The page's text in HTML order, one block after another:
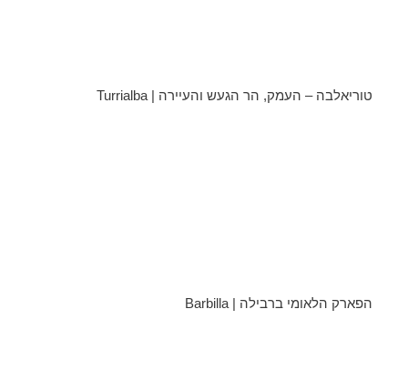
טוריאלבה – העמק, הר הגעש והעיירה | Turrialba
הפארק הלאומי ברבילה | Barbilla